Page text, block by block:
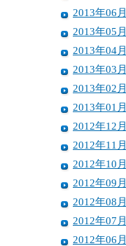
2013年06月
2013年05月
2013年04月
2013年03月
2013年02月
2013年01月
2012年12月
2012年11月
2012年10月
2012年09月
2012年08月
2012年07月
2012年06月